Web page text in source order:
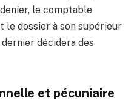
le comptable
le dossier à son supérieur
décidera des
et pécuniaire